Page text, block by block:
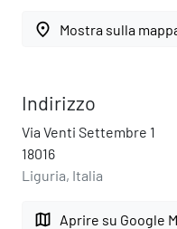
place Mostra sulla
Indirizzo
Via Venti Settembre 1
18016
Liguria, Italia
map Aprire su Google